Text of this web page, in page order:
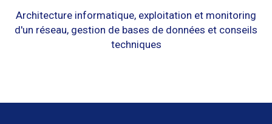
Architecture informatique, exploitation et monitoring
d'un réseau, gestion de bases de données et conseils
techniques